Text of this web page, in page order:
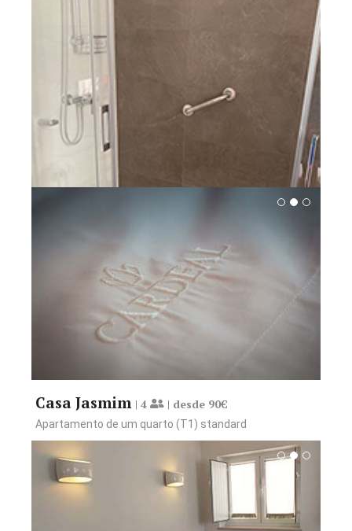
Casa Hibisco | 4
Reservar desde 90€
Ver Comodidades
Casa Jasmim | 4 | desde 90€
Apartamento de um quarto (T1) standard
Reservar desde 95€
Ver Comodidades